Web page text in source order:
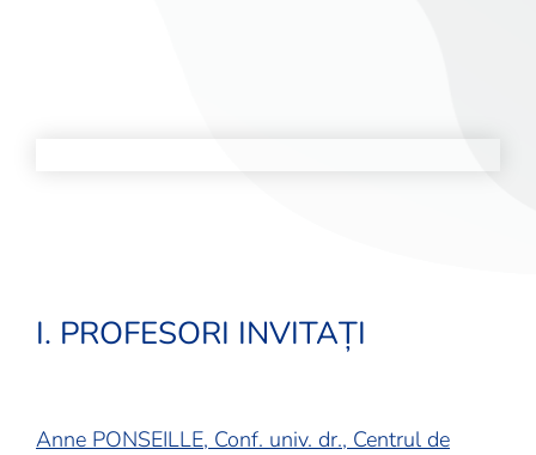
I. PROFESORI INVITAȚI
Anne PONSEILLE, Conf. univ. dr., Centrul de